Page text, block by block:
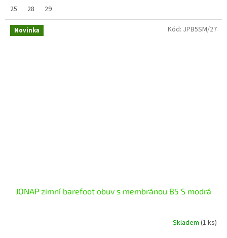
25
28 29
Novinka
JONAP zimní barefoot obuv s membránou B5 S modrá
Skladem (1 ks)
Kód: JPB5SM/27